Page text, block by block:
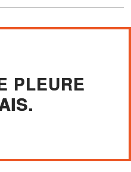
PLEURE